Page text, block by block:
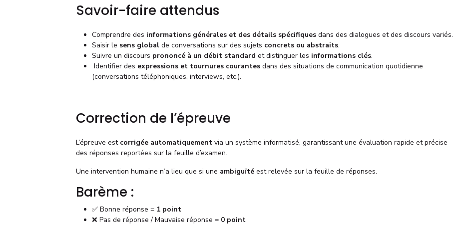
Savoir-faire attendus
Comprendre des informations générales et des détails spécifiques dans des dialogues et des discours variés.
Saisir le sens global de conversations sur des sujets concrets ou abstraits.
Suivre un discours prononcé à un débit standard et distinguer les informations clés.
️ Identifier des expressions et tournures courantes dans des situations de communication quotidienne
(conversations téléphoniques, interviews, etc.).
Correction de l’épreuve
L’épreuve est corrigée automatiquement via un système informatisé, garantissant une évaluation rapide et précise
des réponses reportées sur la feuille d’examen.
Une intervention humaine n’a lieu que si une ambiguïté est relevée sur la feuille de réponses.
Barème :
✅ Bonne réponse = 1 point
❌ Pas de réponse / Mauvaise réponse = 0 point